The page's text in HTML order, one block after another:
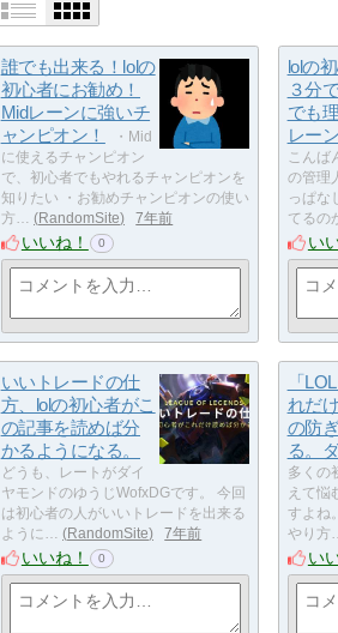
誰でも出来る！lolの
初心者にお勧め！
Midレーンに強いチ
ャンピオン！
・Mid
に使えるチャンピオン
で、初心者でもやれるチャンピオンを
知りたい ・お勧めチャンピオンの使い
方…
RandomSite 7年前
いいね！ 0
lolの
３分
でも
レー
こんば
の管理
っぱな
てるの
い
いいトレードの仕
方、lolの初心者がこ
の記事を読めば分
かるようになる。
どうも、レートがダイ
ヤモンドのゆうじWofxDGです。 今回
は初心者の人がいいトレードを出来る
ように…
RandomSite 7年前
いいね！ 0
「
れだ
の防
る。
多くの
えて悩
すよね
やり方…
い